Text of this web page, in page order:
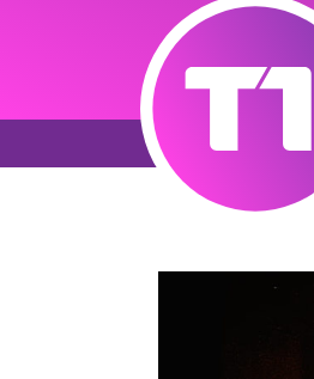
28.10.2021 -